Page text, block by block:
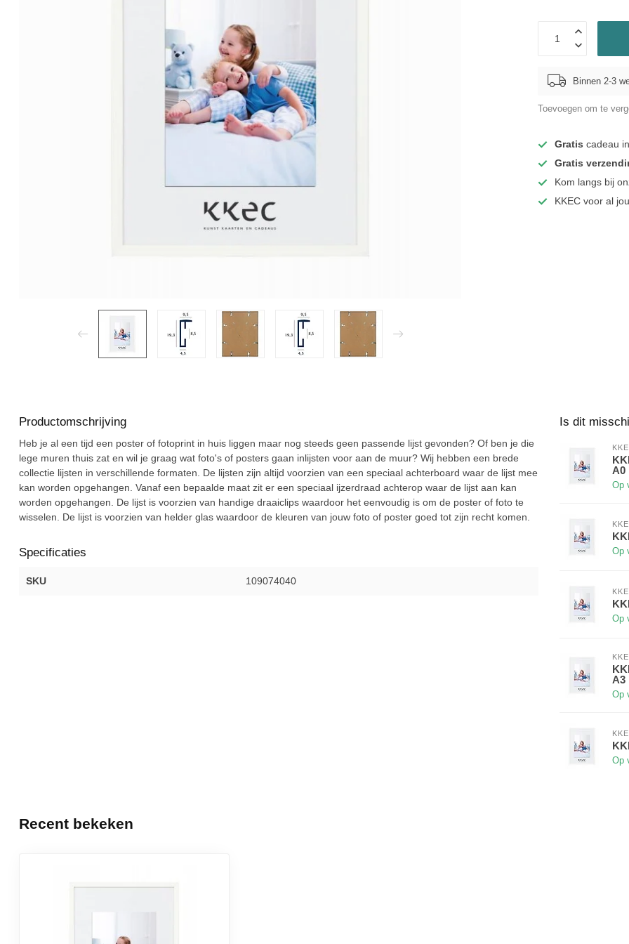
Binnen 2-3
Toevoegen om te
Gratis cadeau
Gratis
Kom langs bij
KKEC voor al
Productomschrijving
Heb je al een tijd een poster of fotoprint in huis liggen maar nog steeds geen passende lijst gevonden? Of ben je die
lege muren thuis zat en wil je graag wat foto's of posters gaan inlijsten voor aan de muur? Wij hebben een brede
collectie lijsten in verschillende formaten. De lijsten zijn altijd voorzien van een speciaal achterboard waar de lijst mee
kan worden opgehangen. Vanaf een bepaalde maat zit er een speciaal ijzerdraad achterop waar de lijst aan kan
worden opgehangen. De lijst is voorzien van handige draaiclips waardoor het eenvoudig is om de poster of foto te
wisselen. De lijst is voorzien van helder glas waardoor de kleuren van jouw foto of poster goed tot zijn recht komen.
Specificaties
SKU 109074040
Is dit
A0
Op
Op
Op
A3
Op
Op
Recent bekeken